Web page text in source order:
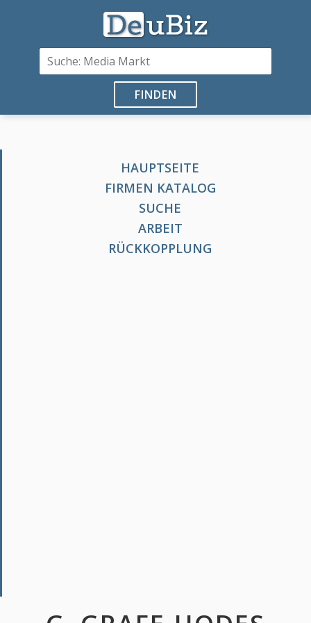
FINDEN
HAUPTSEITE
FIRMEN KATALOG
SUCHE
ARBEIT
RÜCKKOPPLUNG